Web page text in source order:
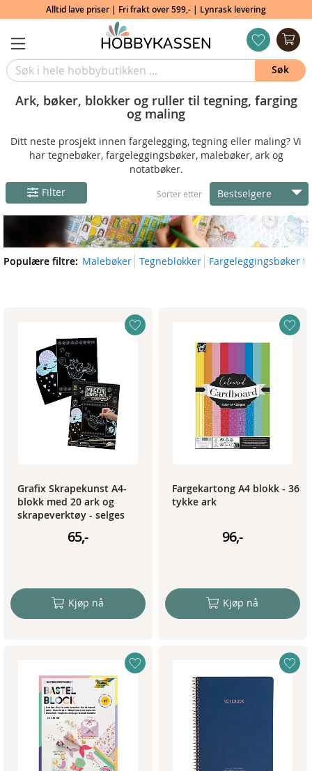
Alltid lave priser | Fri frakt over 599,- | Lynrask levering
Ark, bøker, blokker og ruller til tegning, farging
og maling
Ditt neste prosjekt innen fargelegging, tegning eller maling? Vi
har tegnebøker, fargeleggingsbøker, malebøker, ark og
notatbøker.
Sorter etter Bestselgere
Filter
Populære filtre: Malebøker Tegneblokker Fargeleggingsbøker
Grafix Skrapekunst A4-
blokk med 20 ark og
skrapeverktøy - selges
65,-
Kjøp nå
Fargekartong A4 blokk - 36
tykke ark
96,-
Kjøp nå
Søk
ønskeliste